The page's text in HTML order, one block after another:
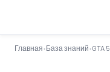
Главная›База знаний›GTA 5